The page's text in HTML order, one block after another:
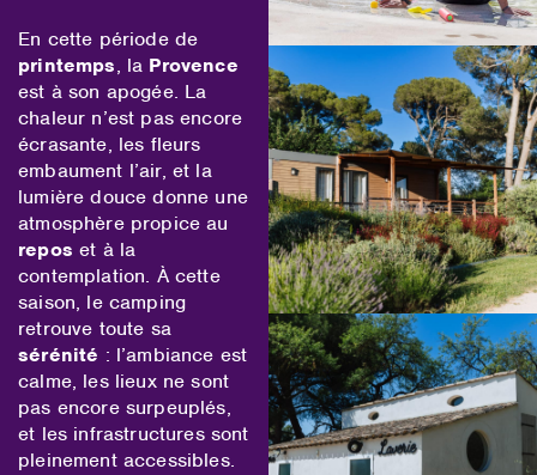
En cette période de
printemps, la Provence
est à son apogée. La
chaleur n’est pas encore
écrasante, les fleurs
embaument l’air, et la
lumière douce donne une
atmosphère propice au
repos et à la
contemplation. À cette
saison, le camping
retrouve toute sa
sérénité : l’ambiance est
calme, les lieux ne sont
pas encore surpeuplés,
et les infrastructures sont
pleinement accessibles.